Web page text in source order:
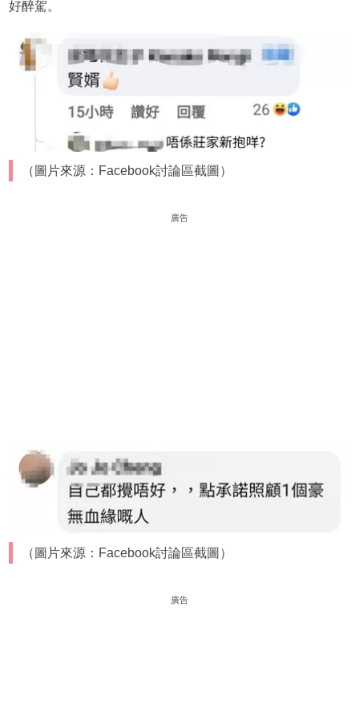
好醉駕。
（圖片來源：Facebook討論區截圖）
廣告
（圖片來源：Facebook討論區截圖）
廣告